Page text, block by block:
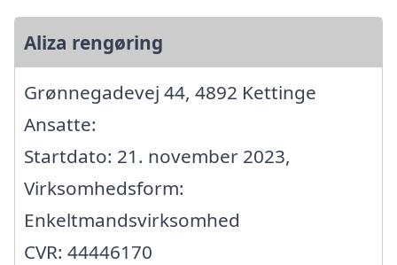
Aliza rengøring
Grønnegadevej 44, 4892 Kettinge
Ansatte:
Startdato: 21. november 2023,
Virksomhedsform:
Enkeltmandsvirksomhed
CVR: 44446170